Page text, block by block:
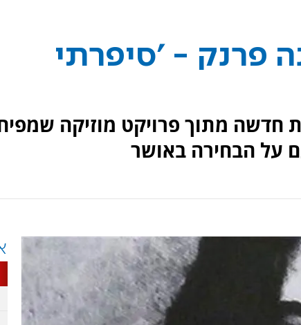
פרנק - 'סיפרתי
חדשה מתוך פרויקט מוזיקה
על הבחירה באושר